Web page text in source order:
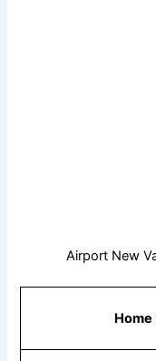
Airport New
Home